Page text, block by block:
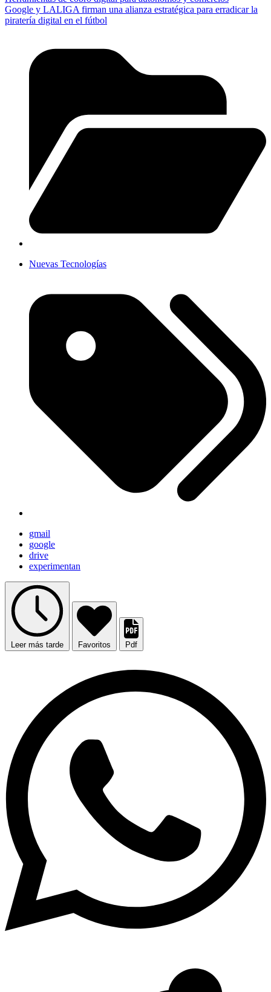
Google y LALIGA firman una alianza estratégica para erradicar la
piratería digital en el fútbol
Nuevas Tecnologías
gmail
google
drive
experimentan
Leer más tarde Favoritos Pdf